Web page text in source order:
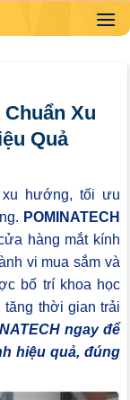
Xu
Quả
xu hướng, tối ưu
POMINATECH
hàng mắt kính
vi mua sắm và
bố trí khoa học
tăng thời gian trải
ngay để
hiệu quả, đúng